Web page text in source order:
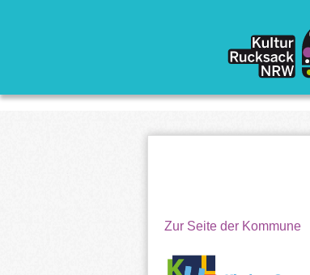
Zur Seite der Kommune